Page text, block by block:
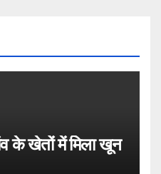
के खेतों में मिला खून